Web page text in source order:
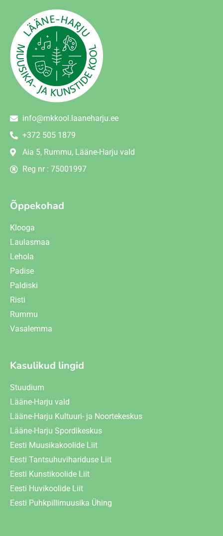
info@mkkool.laaneharju.ee
+372 505 1879
Aia 5, Rummu, Lääne-Harju vald
Reg nr : 75001997
Õppekohad
Klooga
Laulasmaa
Lehola
Padise
Paldiski
Risti
Rummu
Vasalemma
Kasulikud lingid
Stuudium
Lääne-Harju vald
Lääne-Harju Kultuuri- ja Noortekeskus
Lääne-Harju Spordikeskus
Eesti Muusikakoolide Liit
Eesti Tantsuhuvihariduse Liit
Eesti Kunstikoolide Liit
Eesti Huvikoolide Liit
Eesti Puhkpillimuusika Ühing